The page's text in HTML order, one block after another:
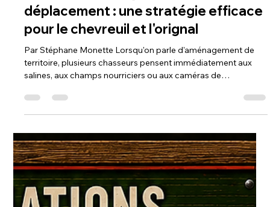
Steph Monette
il y a 4 jours
3 min de lecture
ATELIER-Aménager un sentier de
pour le chevreuil et l'orignal
Par Stéphane Monette Lorsqu'on parle d'aménagement de
territoire, plusieurs chasseurs pensent immédiatement aux
salines, aux champs nourriciers ou aux caméras de
surveillance. Pourtant, une intervention beaucoup plus simple